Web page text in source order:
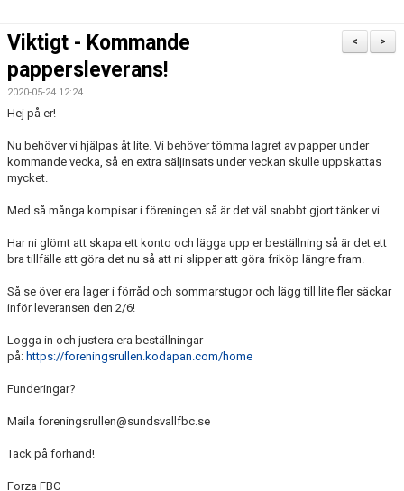
DOKUMENT
MATCHER
INTRESSEANMÄLAN
LÄNKAR
SARGVAKTSCHEMA
FÖRENINGSPRODUKTEN
>
<
Viktigt - Kommande
pappersleverans!
2020-05-24 12:24
Hej på er!
Nu behöver vi hjälpas åt lite. Vi behöver tömma lagret av papper under
kommande vecka, så en extra säljinsats under veckan skulle uppskattas
mycket.
Med så många kompisar i föreningen så är det väl snabbt gjort tänker vi.
Har ni glömt att skapa ett konto och lägga upp er beställning så är det ett
bra tillfälle att göra det nu så att ni slipper att göra friköp längre fram.
Så se över era lager i förråd och sommarstugor och lägg till lite fler säckar
inför leveransen den 2/6!
Logga in och justera era beställningar
på: https://foreningsrullen.kodapan.com/home
Funderingar?
Maila foreningsrullen@sundsvallfbc.se
Tack på förhand!
Forza FBC